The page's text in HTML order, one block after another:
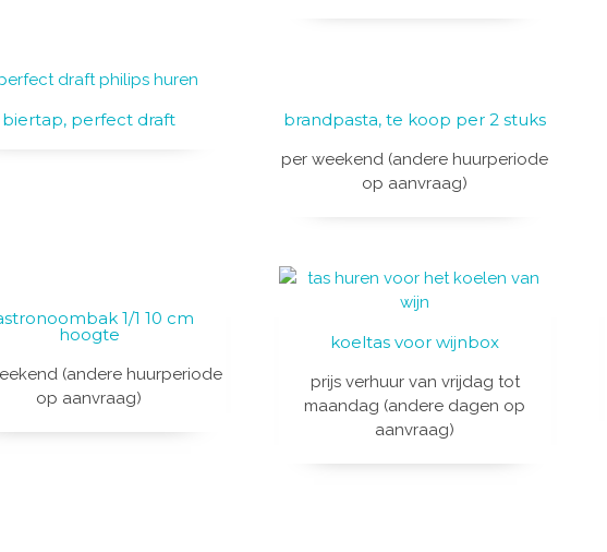
biertap, perfect draft brandpasta, te koop per 2 stuks
per weekend (andere huurperiode
op aanvraag)
1/1 10 cm
hoogte
(andere huurperiode
op aanvraag)
koeltas voor wijnbox
prijs verhuur van vrijdag tot
maandag (andere dagen op
aanvraag)